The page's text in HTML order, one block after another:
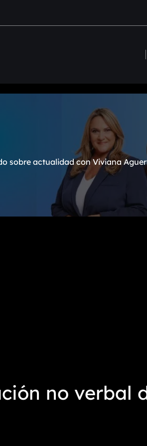
sobre actualidad con Viviana
no verbal